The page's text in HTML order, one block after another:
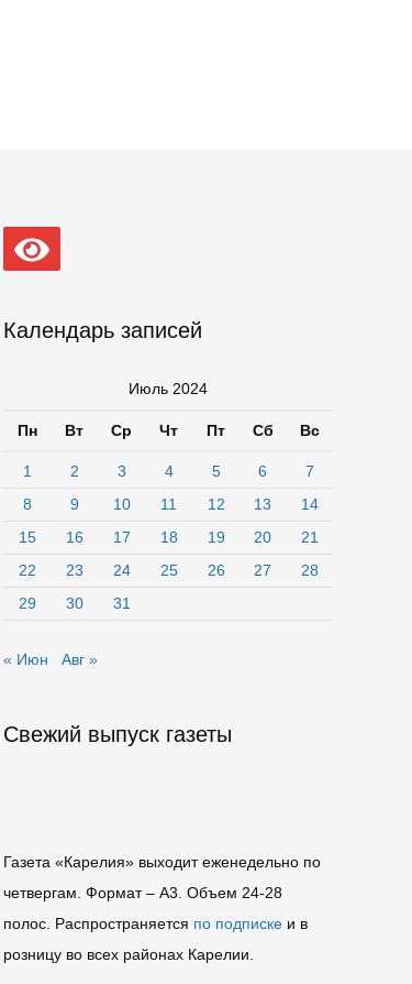
Календарь записей
Июль 2024
Пн Вт Ср Чт Пт Сб Вс
1 2 3 4 5 6
7
8
9 10 11 12 13
14
15
16 17 18 19 20
21
22
23 24 25 26 27
28
29
30 31
« Июн Авг »
Свежий выпуск газеты
Газета «Карелия» выходит еженедельно по
четвергам. Формат – A3. Объем 24-28
полос. Распространяется по подписке и в
розницу во всех районах Карелии.